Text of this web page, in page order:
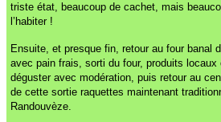
triste état, beaucoup de cachet, mais
l’habiter !
Ensuite, et presque fin, retour au four banal
avec pain frais, sorti du four, produits
déguster avec modération, puis retour au
de cette sortie raquettes maintenant
Randouvèze.